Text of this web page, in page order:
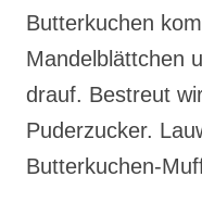
Butterkuchen
Mandelblättchen
drauf. Bestreut
Puderzucker.
Butterkuchen-